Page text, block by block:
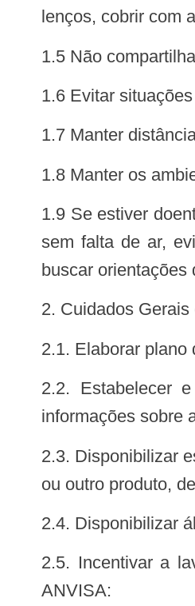
lenços, cobrir com
1.5 Não
1.6 Evitar
1.7 Manter
1.8 Manter os
1.9 Se estiver doente, com sintomas compatíveis com a COVID-19, tais como febre, tosse, dor de garganta e/ou coriza, com ou
sem falta de ar,
buscar orientações
2. Cuidados
2.1. Elaborar
2.2. Estabelecer e divulgar orientações para a prevenção, o controle e a mitigação da transmissão da COVID-19 com
informações sobre
2.3. Disponibilizar estrutura adequada para a higienização das mãos, incluindo lavatório, água, sabão líquido, álcool em gel 70%
ou outro produto,
2.4.
2.5. Incentivar a lavagem das mãos ou higienização com álcool em gel 70% ou outro produto, devidamente aprovado pela
ANVISA: